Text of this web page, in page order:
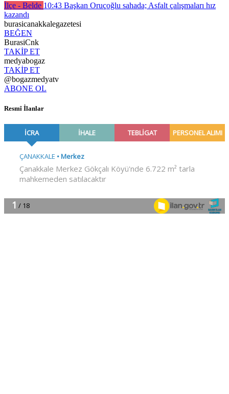
İlçe - Belde 10:43 Başkan Oruçoğlu sahada; Asfalt çalışmaları hız
kazandı
burasicanakkalegazetesi
BEĞEN
BurasiCnk
TAKİP ET
medyabogaz
TAKİP ET
@bogazmedyatv
ABONE OL
Resmî İlanlar